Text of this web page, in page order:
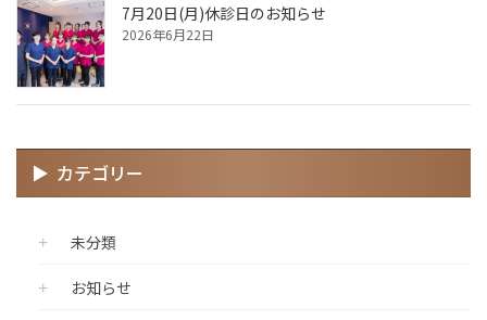
7月20日(月)休診日のお知らせ
2026年6月22日
カテゴリー
未分類
お知らせ